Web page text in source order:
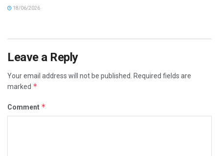
18/06/2026
Leave a Reply
Your email address will not be published.
Required fields are
marked *
Comment *